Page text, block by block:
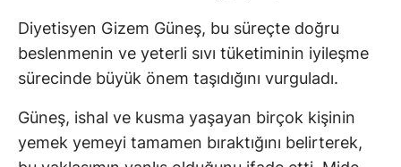
Diyetisyen Gizem Güneş, bu süreçte doğru
beslenmenin ve yeterli sıvı tüketiminin iyileşme
sürecinde büyük önem taşıdığını vurguladı.
Güneş, ishal ve kusma yaşayan birçok kişinin
yemek yemeyi tamamen bıraktığını belirterek,